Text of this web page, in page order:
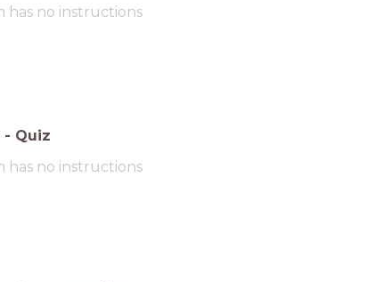
has no instructions
- Quiz
has no instructions